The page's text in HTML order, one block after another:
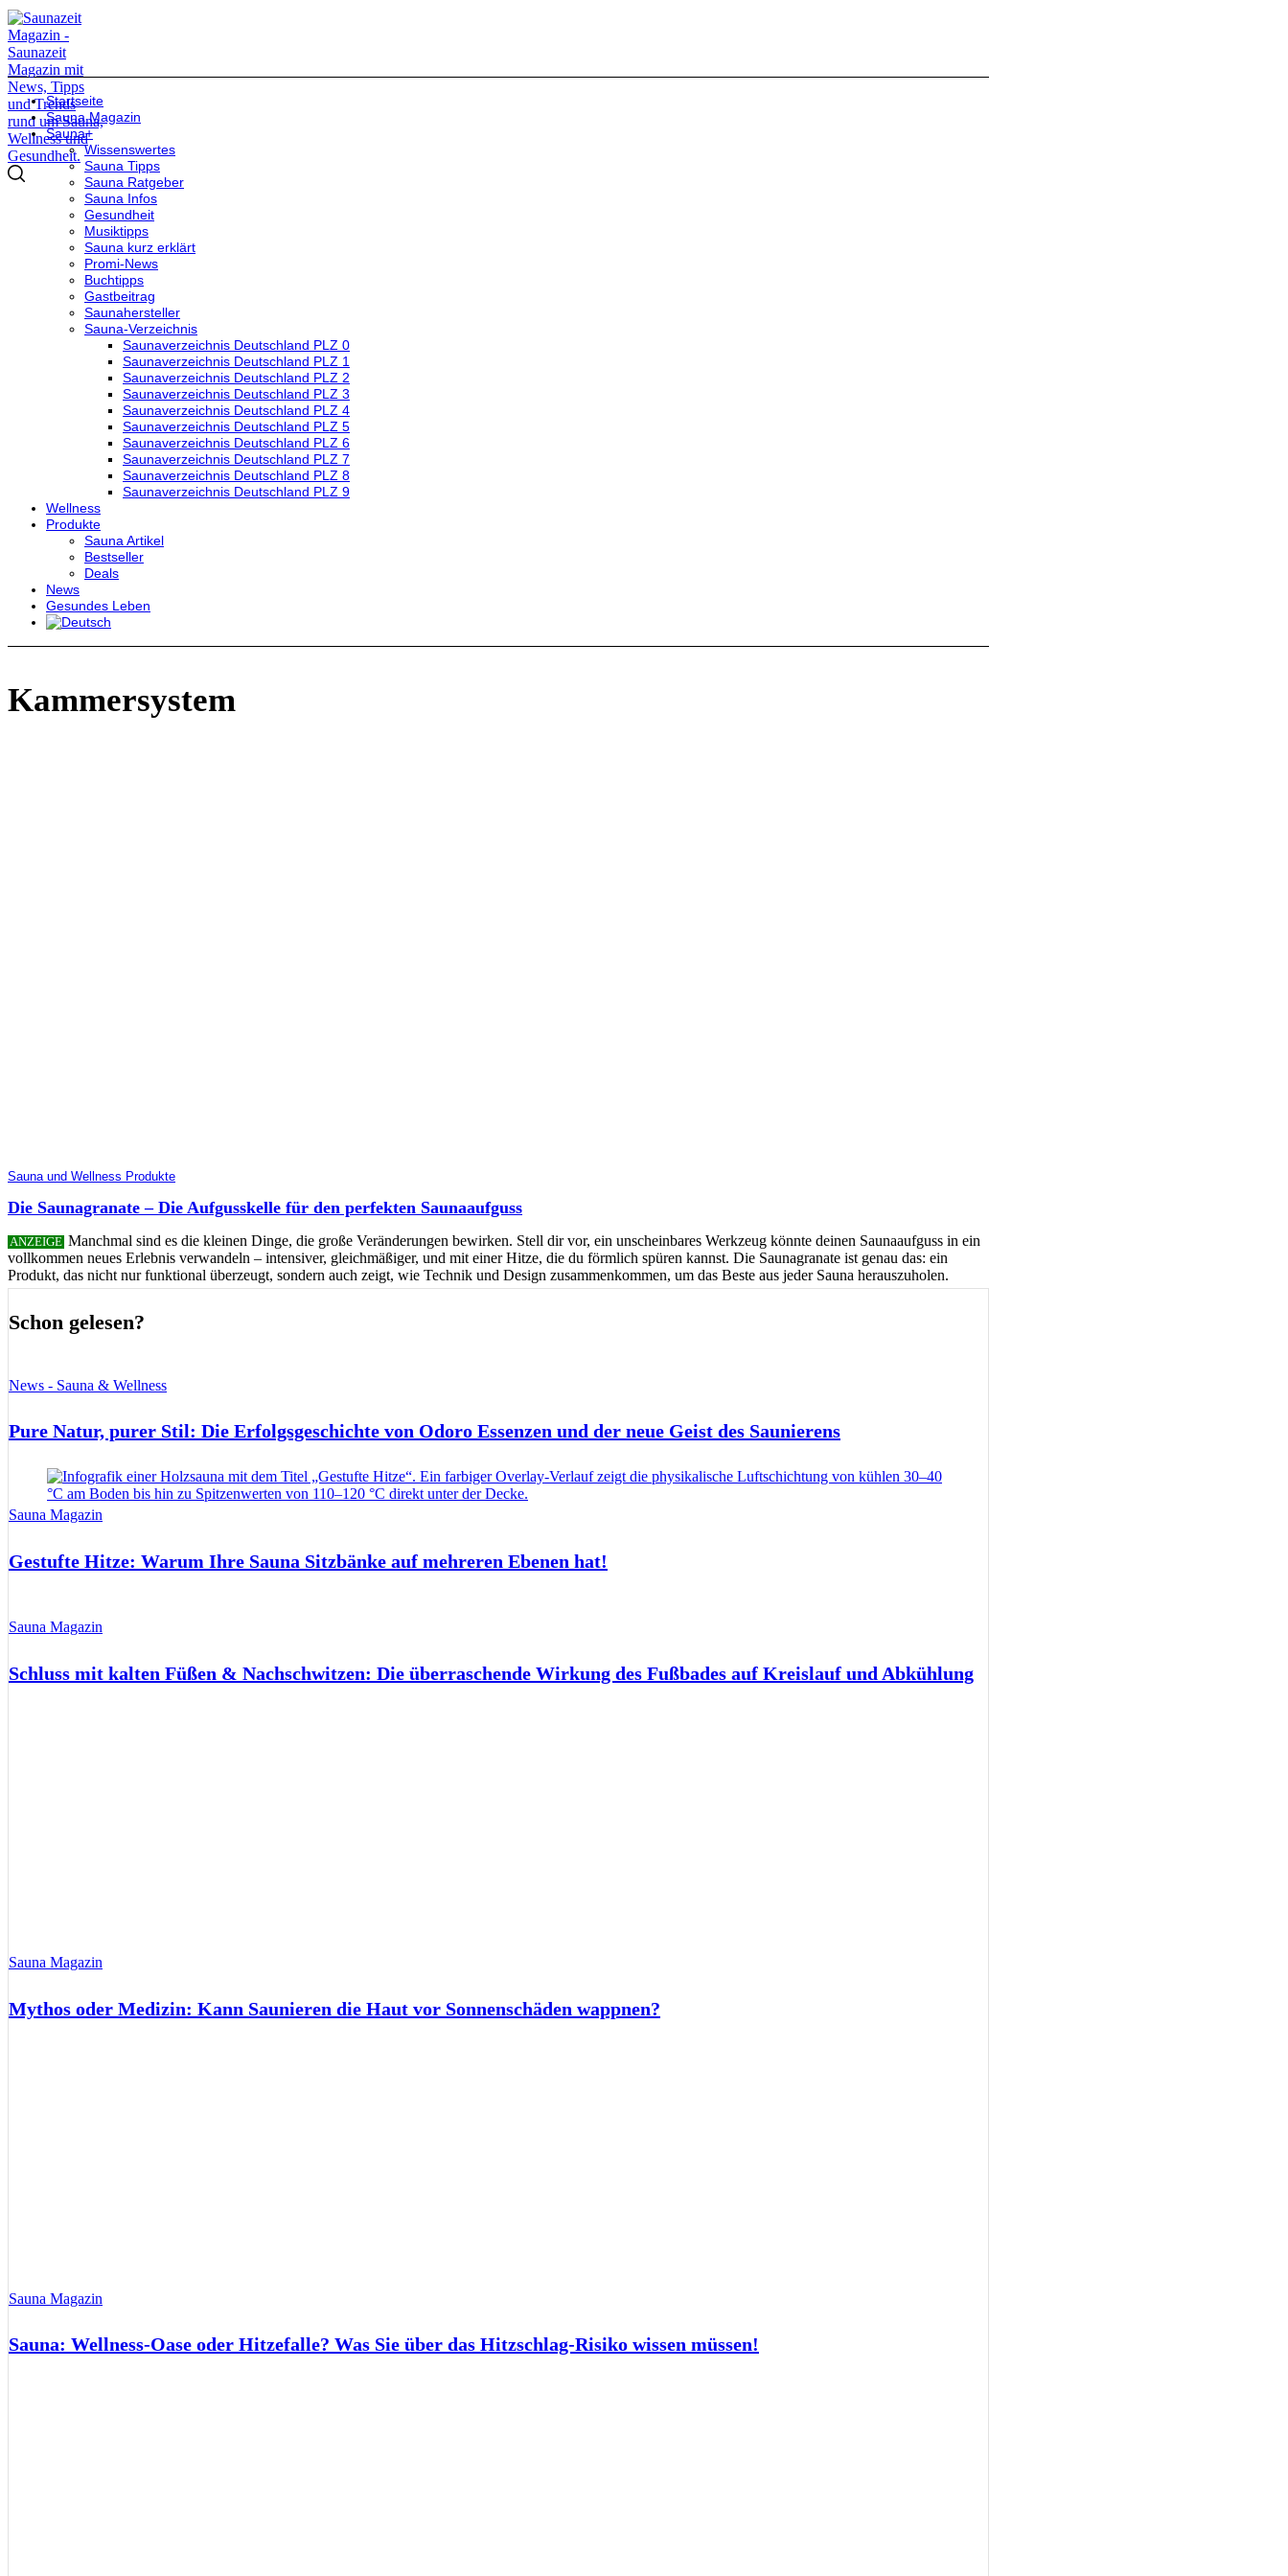
Startseite
Sauna Magazin
Sauna+
Wissenswertes
Sauna Tipps
Sauna Ratgeber
Sauna Infos
Gesundheit
Musiktipps
Sauna kurz erklärt
Promi-News
Buchtipps
Gastbeitrag
Saunahersteller
Sauna-Verzeichnis
Saunaverzeichnis Deutschland PLZ 0
Saunaverzeichnis Deutschland PLZ 1
Saunaverzeichnis Deutschland PLZ 2
Saunaverzeichnis Deutschland PLZ 3
Saunaverzeichnis Deutschland PLZ 4
Saunaverzeichnis Deutschland PLZ 5
Saunaverzeichnis Deutschland PLZ 6
Saunaverzeichnis Deutschland PLZ 7
Saunaverzeichnis Deutschland PLZ 8
Saunaverzeichnis Deutschland PLZ 9
Wellness
Produkte
Sauna Artikel
Bestseller
Deals
News
Gesundes Leben
Kammersystem
Sauna und Wellness Produkte
Die Saunagranate – Die Aufgusskelle für den perfekten Saunaaufguss
ANZEIGE Manchmal sind es die kleinen Dinge, die große Veränderungen bewirken. Stell dir vor, ein unscheinbares Werkzeug könnte deinen Saunaaufguss in ein
vollkommen neues Erlebnis verwandeln – intensiver, gleichmäßiger, und mit einer Hitze, die du förmlich spüren kannst. Die Saunagranate ist genau das: ein
Produkt, das nicht nur funktional überzeugt, sondern auch zeigt, wie Technik und Design zusammenkommen, um das Beste aus jeder Sauna herauszuholen.
Schon gelesen?
News - Sauna & Wellness
Pure Natur, purer Stil: Die Erfolgsgeschichte von Odoro Essenzen und der neue Geist des Saunierens
Sauna Magazin
Gestufte Hitze: Warum Ihre Sauna Sitzbänke auf mehreren Ebenen hat!
Sauna Magazin
Schluss mit kalten Füßen & Nachschwitzen: Die überraschende Wirkung des Fußbades auf Kreislauf und Abkühlung
Sauna Magazin
Mythos oder Medizin: Kann Saunieren die Haut vor Sonnenschäden wappnen?
Sauna Magazin
Sauna: Wellness-Oase oder Hitzefalle? Was Sie über das Hitzschlag-Risiko wissen müssen!